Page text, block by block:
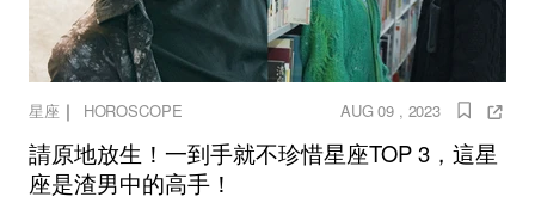
星座 ｜ HOROSCOPE AUG 09 , 2023
請原地放生！一到手就不珍惜星座TOP 3，這星
座是渣男中的高手！